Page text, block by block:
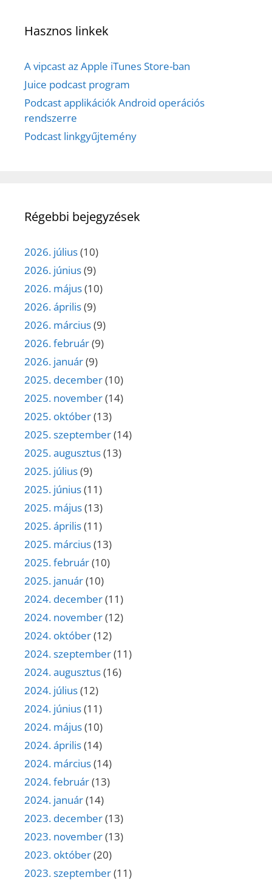
Hasznos linkek
A vipcast az Apple iTunes Store-ban
Juice podcast program
Podcast applikációk Android operációs
rendszerre
Podcast linkgyűjtemény
Régebbi bejegyzések
2026. július(10)
2026. június(9)
2026. május(10)
2026. április(9)
2026. március(9)
2026. február(9)
2026. január(9)
2025. december(10)
2025. november(14)
2025. október(13)
2025. szeptember(14)
2025. augusztus(13)
2025. július(9)
2025. június(11)
2025. május(13)
2025. április(11)
2025. március(13)
2025. február(10)
2025. január(10)
2024. december(11)
2024. november(12)
2024. október(12)
2024. szeptember(11)
2024. augusztus(16)
2024. július(12)
2024. június(11)
2024. május(10)
2024. április(14)
2024. március(14)
2024. február(13)
2024. január(14)
2023. december(13)
2023. november(13)
2023. október(20)
2023. szeptember(11)